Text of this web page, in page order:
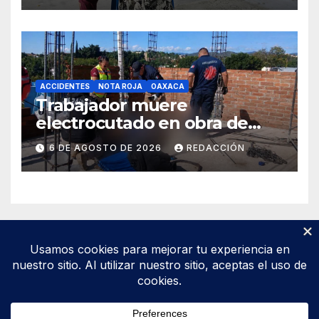
ACCIDENTES NOTA ROJA OAXACA
Trabajador muere
electrocutado en obra de
Soledad Etla; dos jóvenes
resultan gravemente
lesionados
6 DE AGOSTO DE 2026 REDACCIÓN